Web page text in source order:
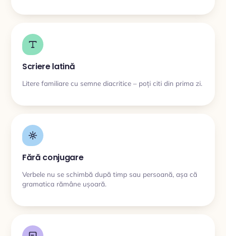
Scriere latină
Litere familiare cu semne diacritice – poți citi din prima zi.
Fără conjugare
Verbele nu se schimbă după timp sau persoană, așa că
gramatica rămâne ușoară.